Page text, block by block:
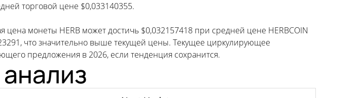
торговой цене $0,033140355.
цена монеты HERB может достичь $0,032157418 при средней цене HERBCOIN
что значительно выше текущей цены. Текущее циркулирующее
предложения в 2026, если тенденция сохранится.